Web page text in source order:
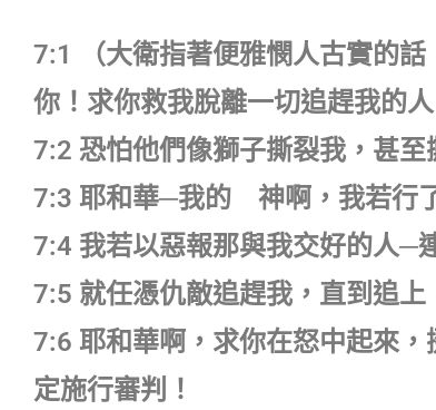
7:1 （大衛指著便雅憫人古實的
你！求你救我脫離一切追趕我的
7:2 恐怕他們像獅子撕裂我，甚至
7:3 耶和華─我的 神啊，我若行
7:4 我若以惡報那與我交好的人─
7:5 就任憑仇敵追趕我，直到追上
7:6 耶和華啊，求你在怒中起來
定施行審判！